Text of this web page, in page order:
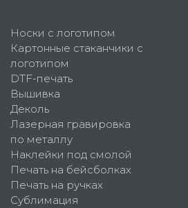
Носки с логотипом
Картонные стаканчики с
логотипом
DTF-печать
Вышивка
Деколь
Лазерная гравировка
по металлу
Наклейки под смолой
Печать на бейсболках
Печать на ручках
Сублимация